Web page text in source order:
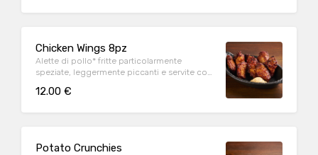
Chicken Wings 8pz
Alette di pollo* fritte particolarmente
speziate, leggermente piccanti e servite con
12.00 €
Potato Crunchies